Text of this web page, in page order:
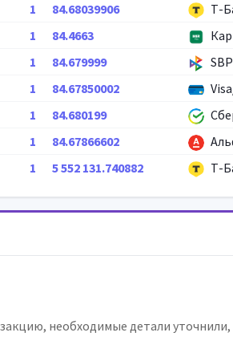
1 84.68039906
Т-
1 84.4663
1 84.679999
1 84.67850002
1 84.680199
1 84.67866602
1 5 552 131.740882 Т-
необходимые детали уточнили,